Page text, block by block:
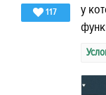
117
у